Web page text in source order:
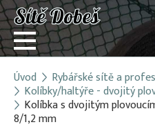
Přihlásit
Registrace
Úvod Rybářské sítě a
Kolíbky/haltýře - dvojitý
Kolíbka s dvojitým
8/1,2 mm